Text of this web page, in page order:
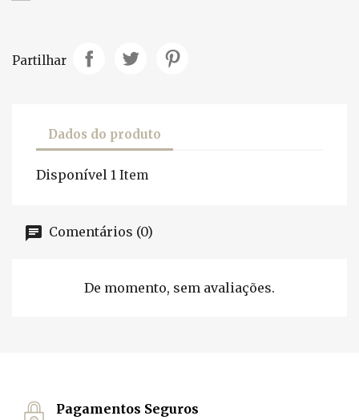
Partilhar
Dados do produto
Disponível 1 Item
Comentários (0)
De momento, sem avaliações.
Pagamentos Seguros